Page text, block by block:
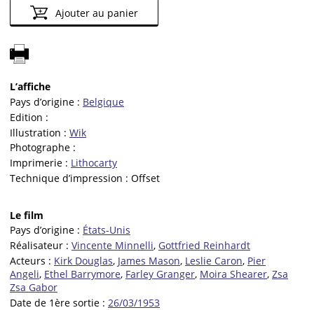
Ajouter au panier
L’affiche
Pays d’origine : Belgique
Edition :
Illustration : Wik
Photographe :
Imprimerie : Lithocarty
Technique d’impression : Offset
Le film
Pays d’origine : États-Unis
Réalisateur : Vincente Minnelli, Gottfried Reinhardt
Acteurs : Kirk Douglas, James Mason, Leslie Caron, Pier
Angeli, Ethel Barrymore, Farley Granger, Moira Shearer, Zsa
Zsa Gabor
Date de 1ère sortie : 26/03/1953